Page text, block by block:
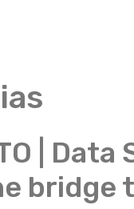
|
bridge